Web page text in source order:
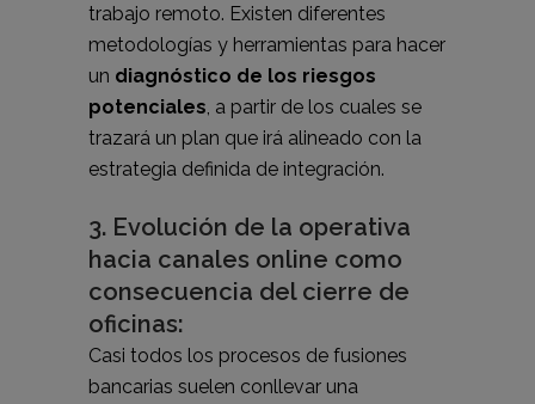
trabajo remoto. Existen diferentes
metodologías y herramientas para hacer
un diagnóstico de los riesgos
potenciales , a partir de los cuales se
trazará un plan que irá alineado con la
estrategia definida de integración.
3. Evolución de la operativa
hacia canales online como
consecuencia del cierre de
oficinas:
Casi todos los procesos de fusiones
bancarias suelen conllevar una